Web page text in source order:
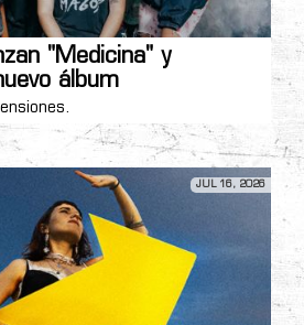
"Medicina" y
álbum
JUL 16, 2026